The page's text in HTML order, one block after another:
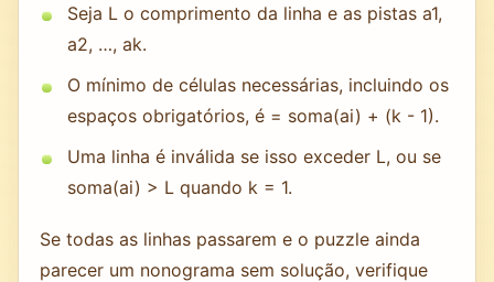
Seja L o comprimento da linha e as pistas a1,
a2, …, ak.
O mínimo de células necessárias, incluindo os
espaços obrigatórios, é = soma(ai) + (k - 1).
Uma linha é inválida se isso exceder L, ou se
soma(ai) > L quando k = 1.
Se todas as linhas passarem e o puzzle ainda
parecer um nonograma sem solução, verifique